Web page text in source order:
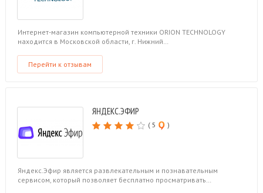
Интернет-магазин компьютерной техники ORION TECHNOLOGY
находится в Московской области, г. Нижний…
Перейти к отзывам
ЯНДЕКС.ЭФИР
( 5 )
Яндекс.Эфир является развлекательным и познавательным
сервисом, который позволяет бесплатно просматривать…